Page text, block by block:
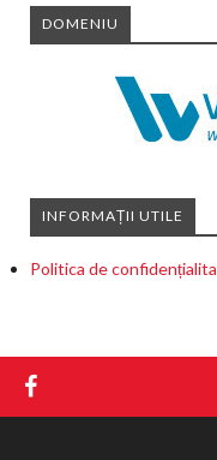
DOMENIU
INFORMAȚII UTILE
Politica de